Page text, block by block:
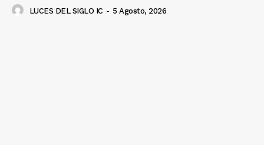
LUCES DEL SIGLO IC - 5 Agosto, 2026